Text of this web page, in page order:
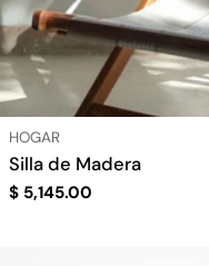
TIPO:
HOGAR
Silla de Madera
Precio
$ 5,145.00